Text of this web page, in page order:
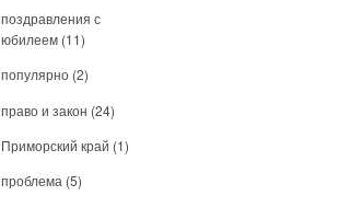
поздравления с
юбилеем (11)
популярно (2)
право и закон (24)
Приморский край (1)
проблема (5)